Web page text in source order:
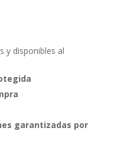
y disponibles al
garantizadas por